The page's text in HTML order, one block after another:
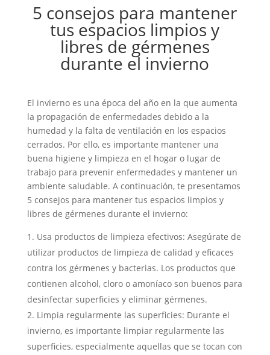
5 consejos para mantener
tus espacios limpios y
libres de gérmenes
durante el invierno
El invierno es una época del año en la que aumenta
la propagación de enfermedades debido a la
humedad y la falta de ventilación en los espacios
cerrados. Por ello, es importante mantener una
buena higiene y limpieza en el hogar o lugar de
trabajo para prevenir enfermedades y mantener un
ambiente saludable. A continuación, te presentamos
5 consejos para mantener tus espacios limpios y
libres de gérmenes durante el invierno:
Usa productos de limpieza efectivos: Asegúrate de
utilizar productos de limpieza de calidad y eficaces
contra los gérmenes y bacterias. Los productos que
contienen alcohol, cloro o amoníaco son buenos para
desinfectar superficies y eliminar gérmenes.
Limpia regularmente las superficies: Durante el
invierno, es importante limpiar regularmente las
superficies, especialmente aquellas que se tocan con